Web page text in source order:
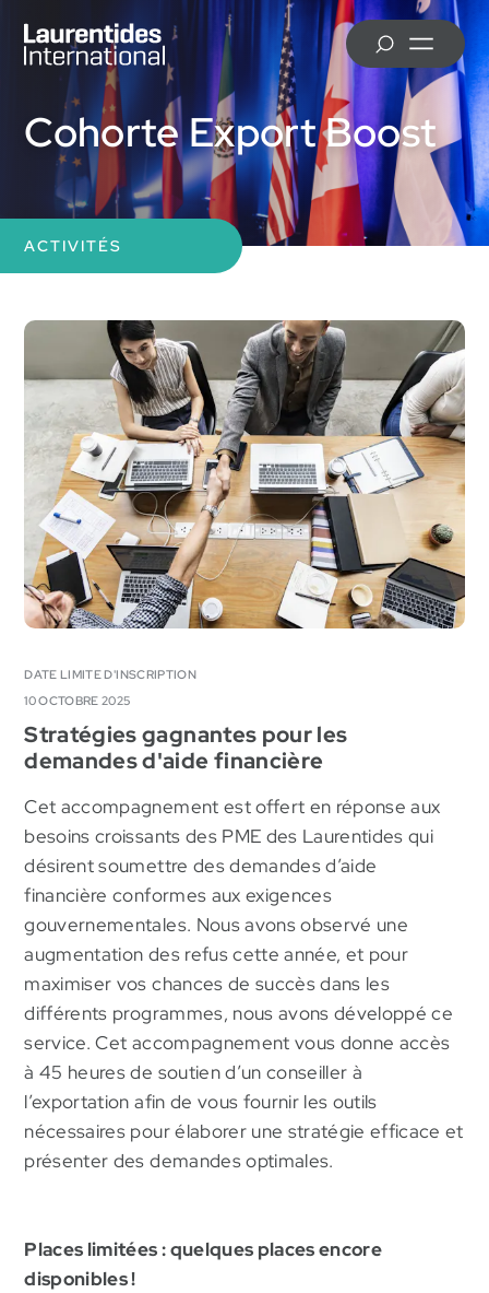
Ville de Mirabel
MRC d’Antoine-Labelle
MRC d’Argenteuil
MRC Deux-Montagnes
Cohorte Export Boost
ACTIVITÉS
DATE LIMITE D'INSCRIPTION
10 OCTOBRE 2025
Stratégies gagnantes pour les
demandes d'aide financière
Cet accompagnement est offert en réponse aux
besoins croissants des PME des Laurentides qui
désirent soumettre des demandes d’aide
financière conformes aux exigences
gouvernementales. Nous avons observé une
augmentation des refus cette année, et pour
maximiser vos chances de succès dans les
différents programmes, nous avons développé ce
service. Cet accompagnement vous donne accès
à 45 heures de soutien d’un conseiller à
l’exportation afin de vous fournir les outils
nécessaires pour élaborer une stratégie efficace et
présenter des demandes optimales.
Places limitées : quelques places encore
disponibles !